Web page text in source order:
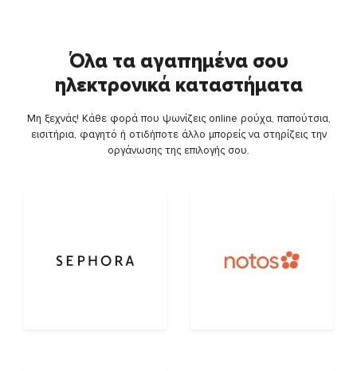
Όλα τα αγαπημένα σου
ηλεκτρονικά καταστήματα
Μη ξεχνάς! Κάθε φορά που ψωνίζεις online ρούχα, παπούτσια,
εισιτήρια, φαγητό ή οτιδήποτε άλλο μπορείς να στηρίζεις την
οργάνωσης της επιλογής σου.